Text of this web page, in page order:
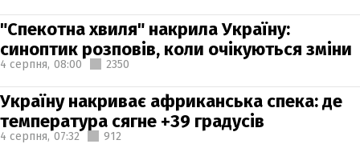
"Спекотна хвиля" накрила Україну:
синоптик розповів, коли очікуються зміни
4 серпня, 08:00 2350
Україну накриває африканська спека: де
температура сягне +39 градусів
4 серпня, 07:32 912